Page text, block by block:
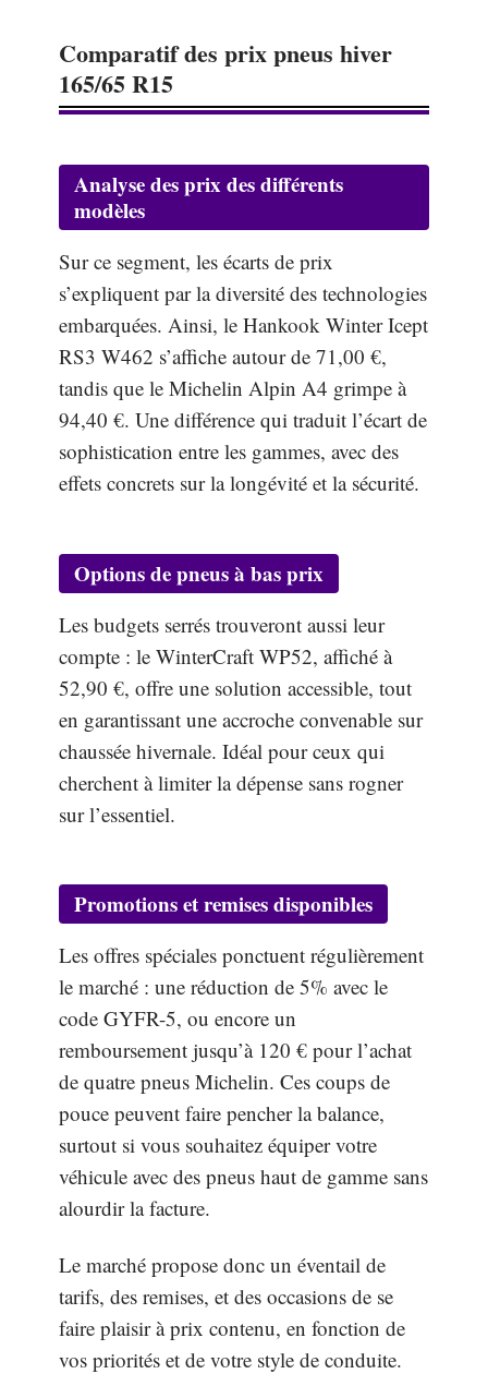
Comparatif des prix pneus hiver
165/65 R15
Analyse des prix des différents
modèles
Sur ce segment, les écarts de prix
s’expliquent par la diversité des technologies
embarquées. Ainsi, le Hankook Winter Icept
RS3 W462 s’affiche autour de 71,00 €,
tandis que le Michelin Alpin A4 grimpe à
94,40 €. Une différence qui traduit l’écart de
sophistication entre les gammes, avec des
effets concrets sur la longévité et la sécurité.
Options de pneus à bas prix
Les budgets serrés trouveront aussi leur
compte : le WinterCraft WP52, affiché à
52,90 €, offre une solution accessible, tout
en garantissant une accroche convenable sur
chaussée hivernale. Idéal pour ceux qui
cherchent à limiter la dépense sans rogner
sur l’essentiel.
Promotions et remises disponibles
Les offres spéciales ponctuent régulièrement
le marché : une réduction de 5% avec le
code GYFR-5, ou encore un
remboursement jusqu’à 120 € pour l’achat
de quatre pneus Michelin. Ces coups de
pouce peuvent faire pencher la balance,
surtout si vous souhaitez équiper votre
véhicule avec des pneus haut de gamme sans
alourdir la facture.
Le marché propose donc un éventail de
tarifs, des remises, et des occasions de se
faire plaisir à prix contenu, en fonction de
vos priorités et de votre style de conduite.